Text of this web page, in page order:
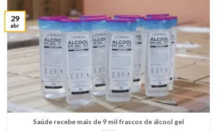
Saúde recebe mais de 9 mil frascos de álcool gel
29
abr